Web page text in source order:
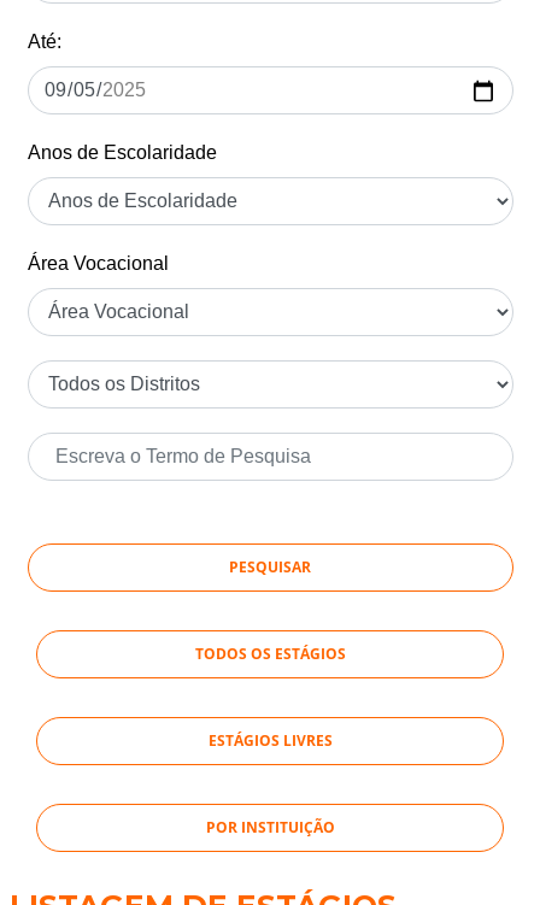
Até:
Anos de Escolaridade
Área Vocacional
TODOS OS ESTÁGIOS
ESTÁGIOS LIVRES
POR INSTITUIÇÃO